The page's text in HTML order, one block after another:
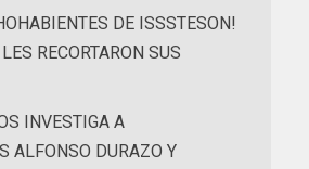
DE ISSSTESON!
RECORTARON SUS
INVESTIGA A
ALFONSO DURAZO Y